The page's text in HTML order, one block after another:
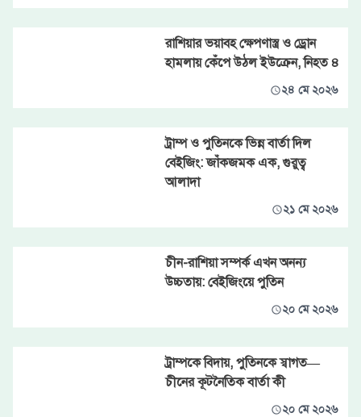
রাশিয়ার ভয়াবহ ক্ষেপণাস্ত্র ও ড্রোন
হামলায় কেঁপে উঠল ইউক্রেন, নিহত ৪
২৪ মে ২০২৬
ট্রাম্প ও পুতিনকে ভিন্ন বার্তা দিল
বেইজিং: জাঁকজমক এক, গুরুত্ব
আলাদা
২১ মে ২০২৬
চীন-রাশিয়া সম্পর্ক এখন অনন্য
উচ্চতায়: বেইজিংয়ে পুতিন
২০ মে ২০২৬
ট্রাম্পকে বিদায়, পুতিনকে স্বাগত—
চীনের কূটনৈতিক বার্তা কী
২০ মে ২০২৬